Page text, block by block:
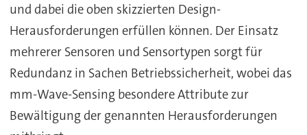
und dabei die oben skizzierten Design-
Herausforderungen erfüllen können. Der Einsatz
mehrerer Sensoren und Sensortypen sorgt für
Redundanz in Sachen Betriebssicherheit, wobei das
mm-Wave-Sensing besondere Attribute zur
Bewältigung der genannten Herausforderungen